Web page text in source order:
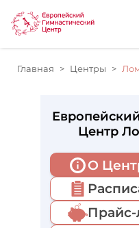
Главная Центры
Центр
О
Прайс-